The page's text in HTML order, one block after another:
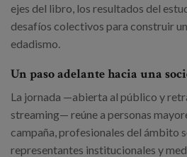
ejes del libro, los resultados del
desafíos colectivos para construir
edadismo.
Un paso adelante hacia una
La jornada —abierta al público y
streaming— reúne a personas
campaña, profesionales del ámbito
representantes institucionales y